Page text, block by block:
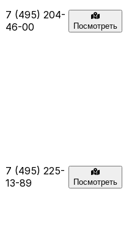
7 (495) 204-
46-00
Посмотреть
7 (495) 225-
13-89
Посмотреть